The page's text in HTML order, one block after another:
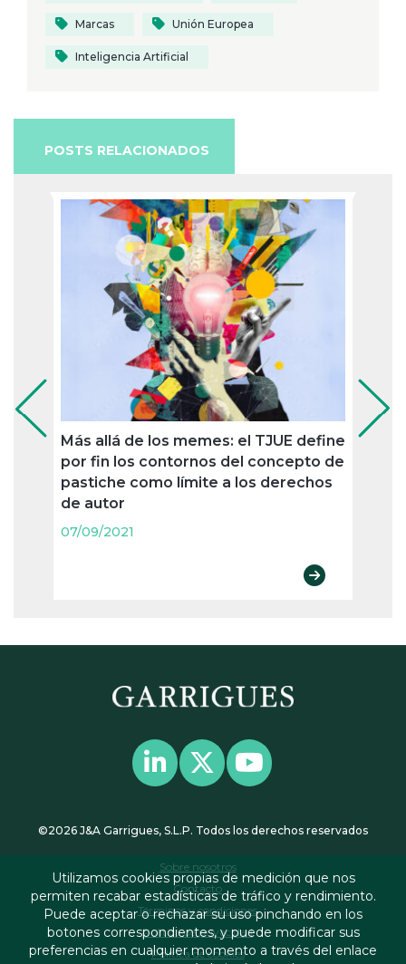
Marcas Unión Europea
Inteligencia Artificial
POSTS RELACIONADOS
Más allá de los memes: el TJUE define
por fin los contornos del concepto de
pastiche como límite a los derechos
de autor
07/09/2021
©2026 J&A Garrigues, S.L.P. Todos los derechos reservados
Sobre nosotros
Contacto
Términos y condiciones
Política de privacidad
Política de cookies
Utilizamos cookies propias de medición que nos
permiten recabar estadísticas de tráfico y rendimiento.
Puede aceptar o rechazar su uso pinchando en los
botones correspondientes, y puede modificar sus
preferencias en cualquier momento a través del enlace